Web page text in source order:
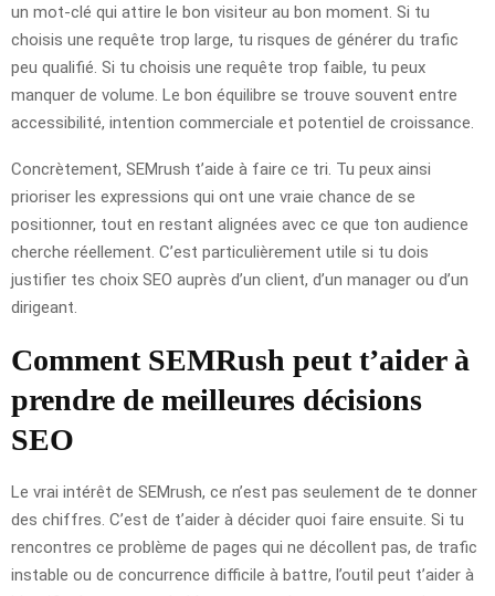
un mot-clé qui attire le bon visiteur au bon moment. Si tu
choisis une requête trop large, tu risques de générer du trafic
peu qualifié. Si tu choisis une requête trop faible, tu peux
manquer de volume. Le bon équilibre se trouve souvent entre
accessibilité, intention commerciale et potentiel de croissance.
Concrètement, SEMrush t’aide à faire ce tri. Tu peux ainsi
prioriser les expressions qui ont une vraie chance de se
positionner, tout en restant alignées avec ce que ton audience
cherche réellement. C’est particulièrement utile si tu dois
justifier tes choix SEO auprès d’un client, d’un manager ou d’un
dirigeant.
Comment SEMRush peut t’aider à
prendre de meilleures décisions
SEO
Le vrai intérêt de SEMrush, ce n’est pas seulement de te donner
des chiffres. C’est de t’aider à décider quoi faire ensuite. Si tu
rencontres ce problème de pages qui ne décollent pas, de trafic
instable ou de concurrence difficile à battre, l’outil peut t’aider à